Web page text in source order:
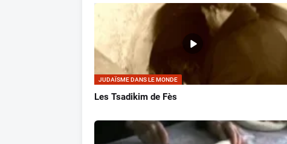
JUDAÏSME DANS LE MONDE
Les Tsadikim de Fès